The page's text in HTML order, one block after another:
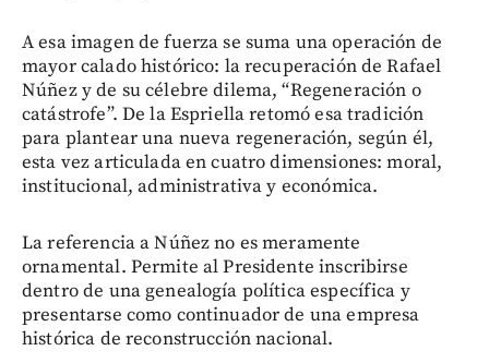
A esa imagen de fuerza se suma una operación de
mayor calado histórico: la recuperación de Rafael
Núñez y de su célebre dilema, “Regeneración o
catástrofe”. De la Espriella retomó esa tradición
para plantear una nueva regeneración, según él,
esta vez articulada en cuatro dimensiones: moral,
institucional, administrativa y económica.
La referencia a Núñez no es meramente
ornamental. Permite al Presidente inscribirse
dentro de una genealogía política específica y
presentarse como continuador de una empresa
histórica de reconstrucción nacional.